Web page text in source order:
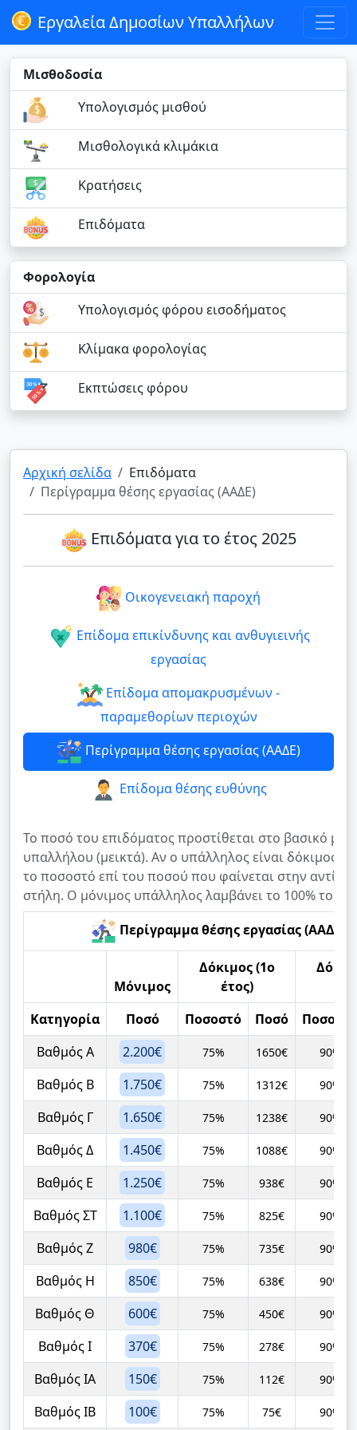
Εργαλεία Δημοσίων Υπαλλήλων
Μισθοδοσία
Υπολογισμός μισθού
Μισθολογικά κλιμάκια
Κρατήσεις
Επιδόματα
Φορολογία
Υπολογισμός φόρου εισοδήματος
Κλίμακα φορολογίας
Εκπτώσεις φόρου
Αρχική σελίδα
Επιδόματα
Περίγραμμα θέσης εργασίας (ΑΑΔΕ)
Επιδόματα για το έτος 2025
Οικογενειακή παροχή
Επίδομα επικίνδυνης και ανθυγιεινής
εργασίας
Επίδομα απομακρυσμένων -
παραμεθορίων περιοχών
Περίγραμμα θέσης εργασίας (ΑΑΔΕ)
Επίδομα θέσης ευθύνης
Το ποσό του επιδόματος προστίθεται στο βασικό
υπαλλήλου (μεικτά). Αν ο υπάλληλος είναι δόκιμος,
το ποσοστό επί του ποσού που φαίνεται στην
στήλη. Ο μόνιμος υπάλληλος λαμβάνει το 100% του
Περίγραμμα θέσης εργασίας (ΑΑΔΕ)
Μόνιμος
Δόκιμος (1ο
έτος)
Κατηγορία
Ποσό Ποσοστό Ποσό
Βαθμός Α
2.200€ 75% 1650€ 90%
Βαθμός Β 1.750€ 75% 1312€ 90%
Βαθμός Γ 1.650€ 75% 1238€ 90%
Βαθμός Δ 1.450€ 75% 1088€ 90%
Βαθμός Ε 1.250€ 75% 938€ 90%
Βαθμός ΣΤ 1.100€ 75% 825€ 90%
Βαθμός Ζ 980€ 75% 735€ 90%
Βαθμός Η 850€ 75% 638€ 90%
Βαθμός Θ 600€ 75% 450€ 90%
Βαθμός Ι 370€ 75% 278€ 90%
Βαθμός ΙΑ 150€ 75% 112€ 90%
Βαθμός ΙΒ 100€ 75% 75€ 90%